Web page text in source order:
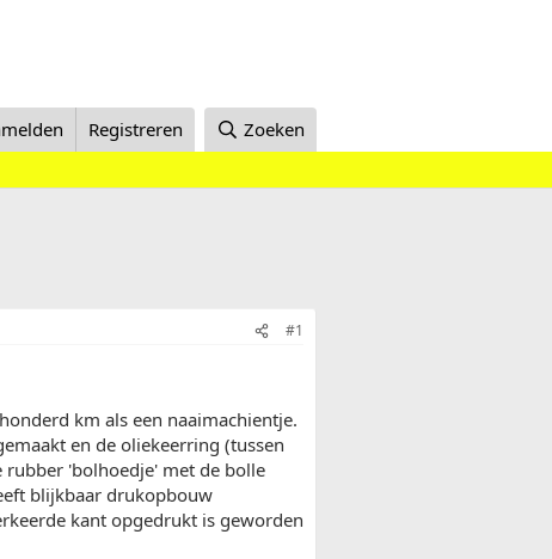
Registreren Zoeken
#1
km als een naaimachientje.
en de oliekeerring (tussen
'bolhoedje' met de bolle
blijkbaar drukopbouw
kant opgedrukt is geworden